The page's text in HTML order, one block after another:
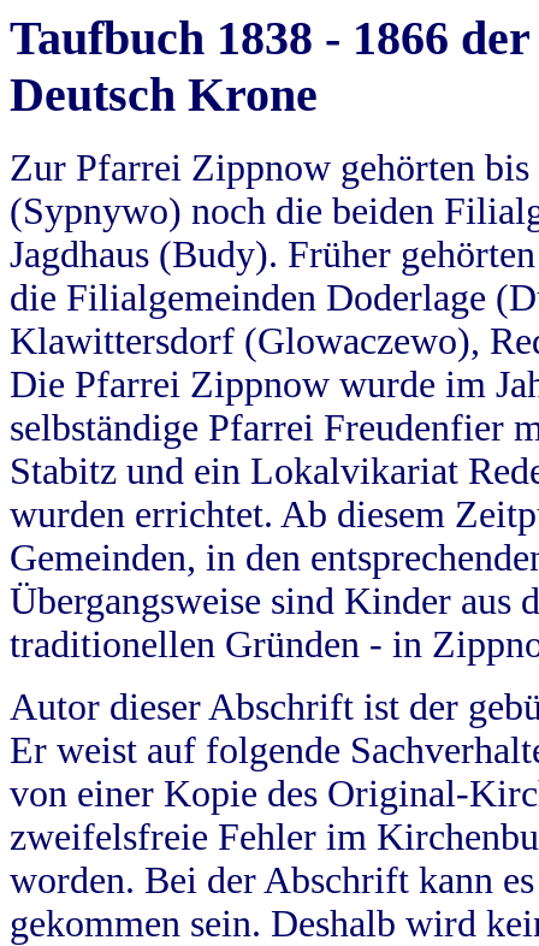
Taufbuch 1838 - 1866
Deutsch Krone
Zur Pfarrei Zippnow gehörten
(Sypnywo) noch die beiden
Jagdhaus (Budy). Früher
die Filialgemeinden Doderlage
Klawittersdorf (Glowaczewo),
Die Pfarrei Zippnow wurde im
selbständige Pfarrei Freudenfier
Stabitz und ein Lokalvikariat
wurden errichtet. Ab diesem
Gemeinden, in den
Übergangsweise sind Kinder aus
traditionellen Gründen - in
Autor dieser Abschrift ist der
Er weist auf folgende
von einer Kopie des Original-
zweifelsfreie Fehler im
worden. Bei der Abschrift kann
gekommen sein. Deshalb wird